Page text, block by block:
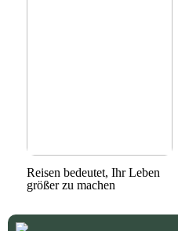
Reisen bedeutet, Ihr Leben
größer zu machen